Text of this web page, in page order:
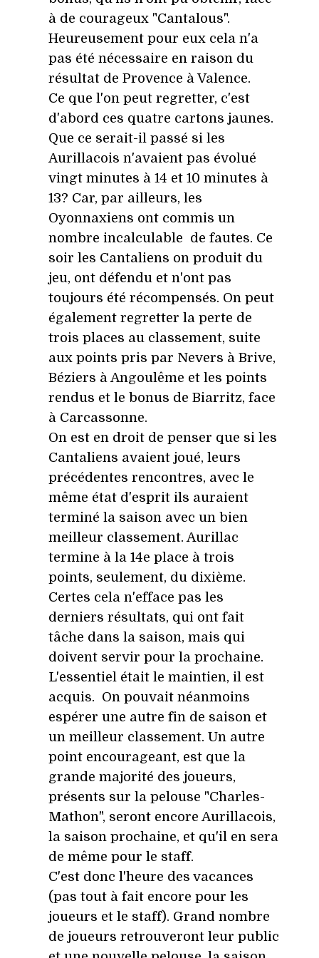
à de courageux "Cantalous".
Heureusement pour eux cela n'a
pas été nécessaire en raison du
résultat de Provence à Valence.
Ce que l'on peut regretter, c'est
d'abord ces quatre cartons jaunes.
Que ce serait-il passé si les
Aurillacois n'avaient pas évolué
vingt minutes à 14 et 10 minutes à
13? Car, par ailleurs, les
Oyonnaxiens ont commis un
nombre incalculable de fautes. Ce
soir les Cantaliens on produit du
jeu, ont défendu et n'ont pas
toujours été récompensés. On peut
également regretter la perte de
trois places au classement, suite
aux points pris par Nevers à Brive,
Béziers à Angoulême et les points
rendus et le bonus de Biarritz, face
à Carcassonne.
On est en droit de penser que si les
Cantaliens avaient joué, leurs
précédentes rencontres, avec le
même état d'esprit ils auraient
terminé la saison avec un bien
meilleur classement. Aurillac
termine à la 14e place à trois
points, seulement, du dixième.
Certes cela n'efface pas les
derniers résultats, qui ont fait
tâche dans la saison, mais qui
doivent servir pour la prochaine.
L'essentiel était le maintien, il est
acquis. On pouvait néanmoins
espérer une autre fin de saison et
un meilleur classement. Un autre
point encourageant, est que la
grande majorité des joueurs,
présents sur la pelouse "Charles-
Mathon", seront encore Aurillacois,
la saison prochaine, et qu'il en sera
de même pour le staff.
C'est donc l'heure des vacances
(pas tout à fait encore pour les
joueurs et le staff). Grand nombre
de joueurs retrouveront leur public